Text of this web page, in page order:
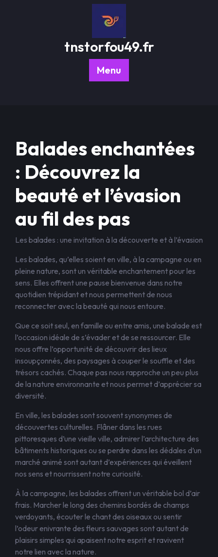
tnstorfou49.fr
Menu
Balades enchantées
: Découvrez la
beauté et l’évasion
au fil des pas
Les balades : une invitation à la découverte et à l’évasion
Les balades, qu’elles soient en ville, à la campagne ou en
pleine nature, sont un véritable enchantement pour les
sens. Elles offrent une pause bienvenue dans notre
quotidien trépidant et nous permettent de nous
reconnecter avec la beauté qui nous entoure.
Que ce soit seul, en famille ou entre amis, une balade est
l’occasion idéale de s’évader et de se ressourcer. Elle
nous offre l’opportunité de découvrir des lieux
insoupçonnés, des paysages à couper le souffle et des
trésors cachés. Chaque pas nous rapproche un peu plus
de la nature environnante et nous permet d’apprécier sa
diversité.
En ville, les balades sont souvent synonymes de
découvertes culturelles. Flâner dans les rues
pittoresques d’une vieille ville, admirer l’architecture des
bâtiments historiques ou se perdre dans les dédales d’un
marché animé sont autant d’expériences qui éveillent
nos sens et nourrissent notre curiosité.
À la campagne, les balades offrent un véritable bol d’air
frais. Marcher le long des chemins bordés de champs
verdoyants, écouter le chant des oiseaux ou sentir
l’odeur enivrante des fleurs sauvages sont autant de
plaisirs simples qui apaisent notre esprit et ravivent
notre lien avec la nature.